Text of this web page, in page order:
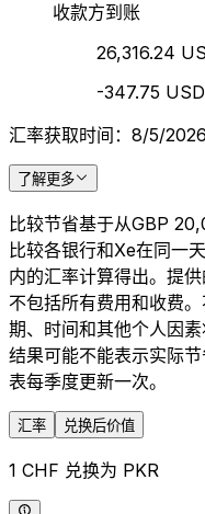
收款方到账
26,316.24
-347.75 USD
汇率获取时间：8/5/2026
了解更多
比较节省基于从GBP
比较各银行和Xe在同一
内的汇率计算得出。提
不包括所有费用和收费
期、时间和其他个人因
结果可能不能表示实际
表每季度更新一次。
汇率 兑换后价值
1 CHF 兑换为 PKR